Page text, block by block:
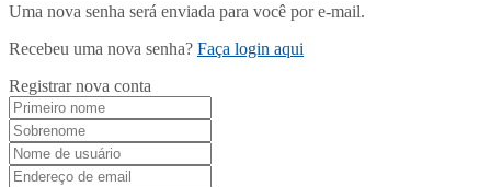
Uma nova senha será enviada para você por e-mail.
Recebeu uma nova senha? Faça login aqui
Registrar nova conta